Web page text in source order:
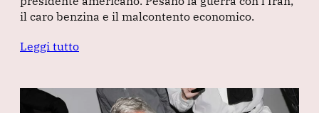
il caro benzina e il malcontento economico.
Leggi tutto